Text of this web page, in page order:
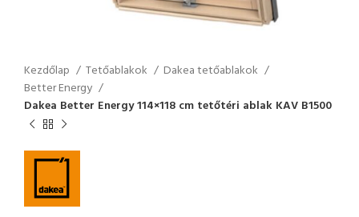
Kezdőlap Tetőablakok
Dakea tetőablakok
Better Energy
Dakea Better Energy 114×118 cm tetőtéri ablak KAV B1500